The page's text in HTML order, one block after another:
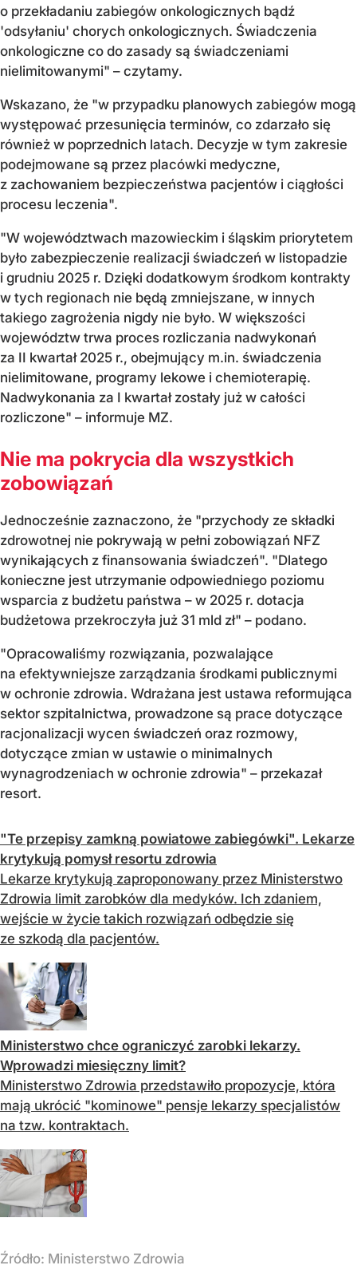
o przekładaniu zabiegów onkologicznych bądź
'odsyłaniu' chorych onkologicznych. Świadczenia
onkologiczne co do zasady są świadczeniami
nielimitowanymi" – czytamy.
Wskazano, że "w przypadku planowych zabiegów mogą
występować przesunięcia terminów, co zdarzało się
również w poprzednich latach. Decyzje w tym zakresie
podejmowane są przez placówki medyczne,
z zachowaniem bezpieczeństwa pacjentów i ciągłości
procesu leczenia".
"W województwach mazowieckim i śląskim priorytetem
było zabezpieczenie realizacji świadczeń w listopadzie
i grudniu 2025 r. Dzięki dodatkowym środkom kontrakty
w tych regionach nie będą zmniejszane, w innych
takiego zagrożenia nigdy nie było. W większości
województw trwa proces rozliczania nadwykonań
za II kwartał 2025 r., obejmujący m.in. świadczenia
nielimitowane, programy lekowe i chemioterapię.
Nadwykonania za I kwartał zostały już w całości
rozliczone" – informuje MZ.
Nie ma pokrycia dla wszystkich
zobowiązań
Jednocześnie zaznaczono, że "przychody ze składki
zdrowotnej nie pokrywają w pełni zobowiązań NFZ
wynikających z finansowania świadczeń". "Dlatego
konieczne jest utrzymanie odpowiedniego poziomu
wsparcia z budżetu państwa – w 2025 r. dotacja
budżetowa przekroczyła już 31 mld zł" – podano.
"Opracowaliśmy rozwiązania, pozwalające
na efektywniejsze zarządzania środkami publicznymi
w ochronie zdrowia. Wdrażana jest ustawa reformująca
sektor szpitalnictwa, prowadzone są prace dotyczące
racjonalizacji wycen świadczeń oraz rozmowy,
dotyczące zmian w ustawie o minimalnych
wynagrodzeniach w ochronie zdrowia" – przekazał
resort.
"Te przepisy zamkną powiatowe zabiegówki". Lekarze
krytykują pomysł resortu zdrowia
Lekarze krytykują zaproponowany przez Ministerstwo
Zdrowia limit zarobków dla medyków. Ich zdaniem,
wejście w życie takich rozwiązań odbędzie się
ze szkodą dla pacjentów.
Ministerstwo chce ograniczyć zarobki lekarzy.
Wprowadzi miesięczny limit?
Ministerstwo Zdrowia przedstawiło propozycje, która
mają ukrócić "kominowe" pensje lekarzy specjalistów
na tzw. kontraktach.
Źródło: Ministerstwo Zdrowia